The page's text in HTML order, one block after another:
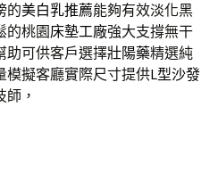
的美白乳推薦能夠有效淡化黑
的桃園床墊工廠強大支撐無干
助可供客戶選擇壯陽藥精選純
模擬客廳實際尺寸提供L型沙發
，